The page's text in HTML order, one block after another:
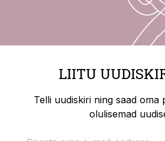
LIITU
Telli uudiskiri ning saad oma
olulisemad